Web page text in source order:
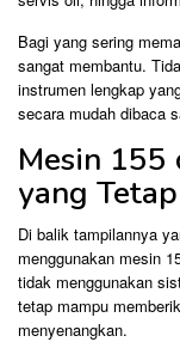
Bagi yang sering
sangat membantu.
instrumen lengkap
secara mudah dibaca
Mesin 155
yang
Di balik tampilannya
menggunakan mesin
tidak menggunakan
tetap mampu
menyenangkan.